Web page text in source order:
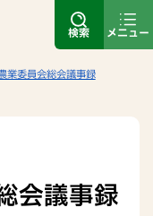
検索 メニュー
業委員会総会議事録
会議事録